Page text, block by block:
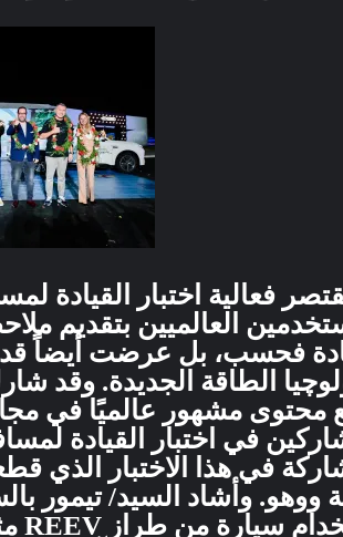
فعالية اختبار القيادة
العالميين بتقديم
فحسب، بل عرضت أيضاً
الطاقة الجديدة. وقد
محتوى مشهور عالميًا في
في اختبار القيادة
في هذا الاختبار الذي